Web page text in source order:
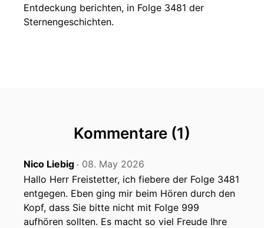
Entdeckung berichten, in Folge 3481 der
Sternengeschichten.
Kommentare (1)
Nico Liebig ‧ 08. May 2026
Hallo Herr Freistetter, ich fiebere der Folge 3481
entgegen. Eben ging mir beim Hören durch den
Kopf, dass Sie bitte nicht mit Folge 999
aufhören sollten. Es macht so viel Freude Ihre